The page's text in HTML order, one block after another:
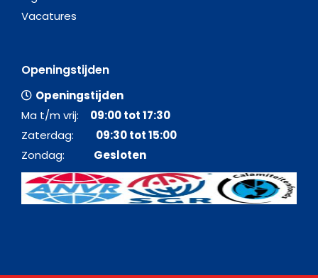
Vacatures
Openingstijden
Openingstijden
Ma t/m vrij: 09:00 tot 17:30
Zaterdag: 09:30 tot 15:00
Zondag: Gesloten